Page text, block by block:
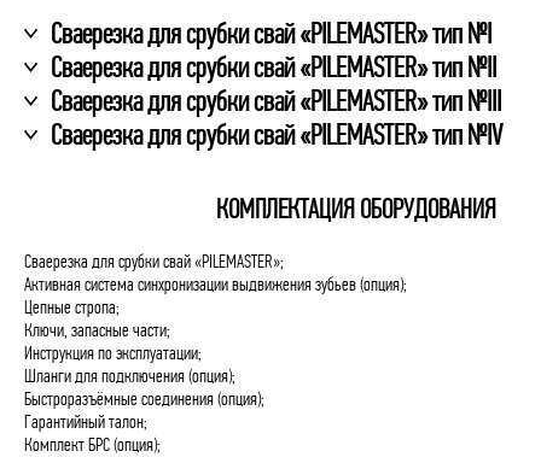
Сваерезка для срубки свай «PILEMASTER» тип №I
Сваерезка для срубки свай «PILEMASTER» тип №II
Сваерезка для срубки свай «PILEMASTER» тип №III
Сваерезка для срубки свай «PILEMASTER» тип №IV
КОМПЛЕКТАЦИЯ ОБОРУДОВАНИЯ
Сваерезка для срубки свай «PILEMASTER»;
Активная система синхронизации выдвижения зубьев (опция);
Цепные стропа;
Ключи, запасные части;
Инструкция по эксплуатации;
Шланги для подключения (опция);
Быстроразъёмные соединения (опция);
Гарантийный талон;
Комплект БРС (опция);